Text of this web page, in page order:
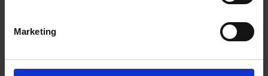
Marketing